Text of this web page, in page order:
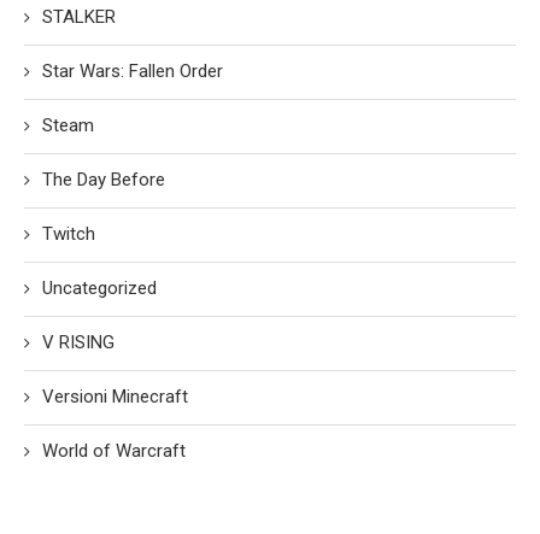
STALKER
Star Wars: Fallen Order
Steam
The Day Before
Twitch
Uncategorized
V RISING
Versioni Minecraft
World of Warcraft